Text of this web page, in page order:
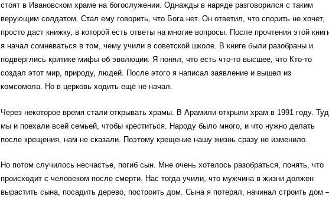
стоят в Ивановском храме на богослужении. Однажды в наряде разговорился с таким
верующим солдатом. Стал ему говорить, что Бога нет. Он ответил, что спорить не хочет,
просто даст книжку, в которой есть ответы на многие вопросы. После прочтения этой
я начал сомневаться в том, чему учили в советской школе. В книге были разобраны и
подверглись критике мифы об эволюции. Я понял, что есть что-то высшее, что Кто-то
создал этот мир, природу, людей. После этого я написал заявление и вышел из
комсомола. Но в церковь ходить ещё не начал.
Через некоторое время стали открывать храмы. В Арамили открыли храм в 1991 году.
мы и поехали всей семьей, чтобы креститься. Народу было много, и что нужно делать
после крещения, нам не сказали. Поэтому крещение нашу жизнь сразу не изменило.
Но потом случилось несчастье, погиб сын. Мне очень хотелось разобраться, понять, что
происходит с человеком после смерти. Нас тогда учили, что мужчина в жизни должен
вырастить сына, посадить дерево, построить дом. Сына я потерял, начинал строить дом –